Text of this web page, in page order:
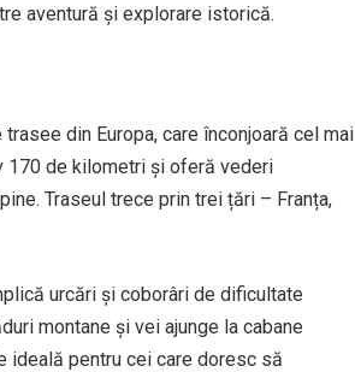
aventură și explorare istorică.
din Europa, care înconjoară cel mai
170 de kilometri și oferă vederi
Traseul trece prin trei țări – Franța,
urcări și coborâri de dificultate
montane și vei ajunge la cabane
ideală pentru cei care doresc să